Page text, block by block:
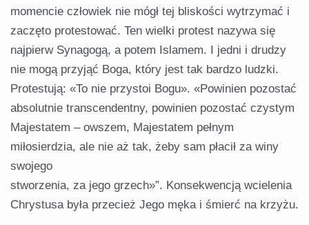
momencie człowiek nie mógł tej bliskości wytrzymać i
zaczęto protestować. Ten wielki protest nazywa się
najpierw Synagogą, a potem Islamem. I jedni i drudzy
nie mogą przyjąć Boga, który jest tak bardzo ludzki.
Protestują: «To nie przystoi Bogu». «Powinien pozostać
absolutnie transcendentny, powinien pozostać czystym
Majestatem – owszem, Majestatem pełnym
miłosierdzia, ale nie aż tak, żeby sam płacił za winy
swojego
stworzenia, za jego grzech»”. Konsekwencją wcielenia
Chrystusa była przecież Jego męka i śmierć na krzyżu.